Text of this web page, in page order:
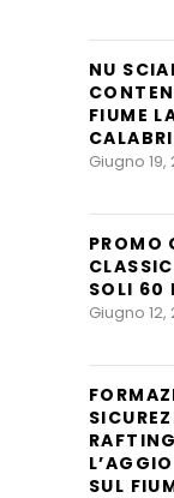
NU
FIUME
Giugno 19,
PROMO
SOLI 60
Giugno 12,
SUL